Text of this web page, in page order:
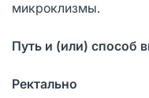
микроклизмы.
Путь и (или) способ
Ректально